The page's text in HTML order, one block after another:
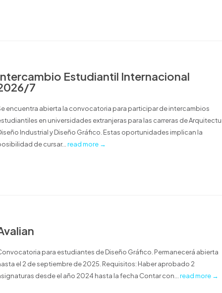
Estudiantil Internacional
7
encuentra abierta la convocatoria para participar de intercambios
en universidades extranjeras para las carreras de
Industrial y Diseño Gráfico. Estas oportunidades implican la
de cursar... read more →
para estudiantes de Diseño Gráfico. Permanecerá abierta
el 2 de septiembre de 2025. Requisitos: Haber aprobado 2
desde el año 2024 hasta la fecha Contar con... read more →